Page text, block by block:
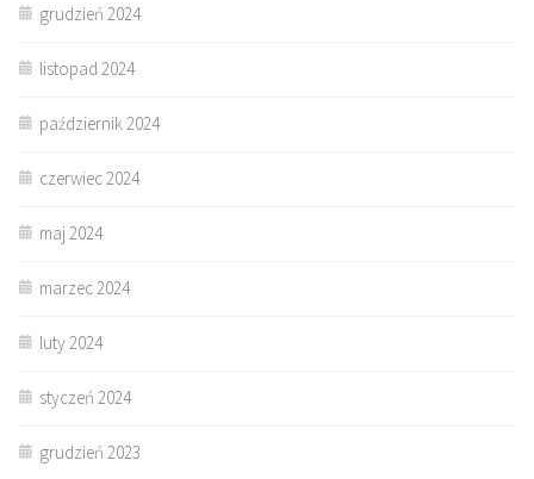
grudzień 2024
listopad 2024
październik 2024
czerwiec 2024
maj 2024
marzec 2024
luty 2024
styczeń 2024
grudzień 2023